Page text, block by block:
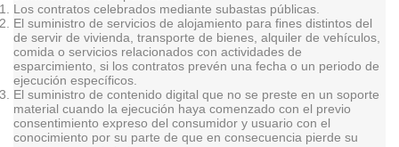
Los contratos celebrados mediante subastas públicas.
El suministro de servicios de alojamiento para fines distintos del
de servir de vivienda, transporte de bienes, alquiler de vehículos,
comida o servicios relacionados con actividades de
esparcimiento, si los contratos prevén una fecha o un periodo de
ejecución específicos.
El suministro de contenido digital que no se preste en un soporte
material cuando la ejecución haya comenzado con el previo
consentimiento expreso del consumidor y usuario con el
conocimiento por su parte de que en consecuencia pierde su